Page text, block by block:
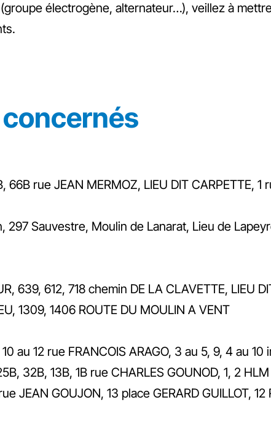
électrogène, alternateur…), veillez à
rue JEAN MERMOZ, LIEU DIT CARPETTE, 1
Sauvestre, Moulin de Lanarat, Lieu de
639, 612, 718 chemin DE LA CLAVETTE, LIEU
1309, 1406 ROUTE DU MOULIN A VENT
au 12 rue FRANCOIS ARAGO, 3 au 5, 9, 4 au 10
32B, 13B, 1B rue CHARLES GOUNOD, 1, 2
JEAN GOUJON, 13 place GERARD GUILLOT,